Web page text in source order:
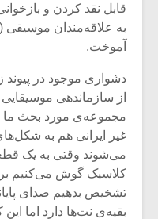
قابل نقد کردن و
به علاقه‌مندان
آموخت.
دشواری موجود در پیوند
از سازماندهی
مجموعه‌ی مورد بحث ما
غیر ایرانی هم به
می‌شوند وقتی به یک
کلاسیک گوش می‌کنیم
تشخیص بدهیم صدای
بقیه‌ی نت‌ها دارد اما